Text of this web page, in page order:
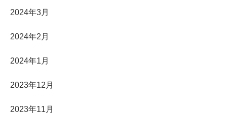
2024年3月
2024年2月
2024年1月
2023年12月
2023年11月